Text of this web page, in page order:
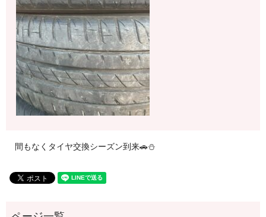
間もなくタイヤ交換シーズン到来🚗⛄